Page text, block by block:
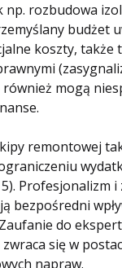
np. rozbudowa
budżet
koszty, także
mogą
remontowej
Profesjonalizm
bezpośredni
do
się w
napraw.